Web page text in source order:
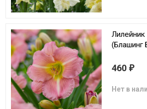
Лилейник
(Блашинг
460 ₽
Нет в